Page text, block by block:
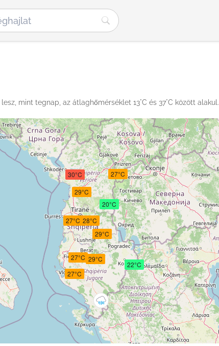
mint tegnap, az átlaghőmérséklet 13°C és 37°C között alakul.
29°C
28°C
27°C
29°C
27°C
30°C
29°C
20°C
22°C
27°C
27°C